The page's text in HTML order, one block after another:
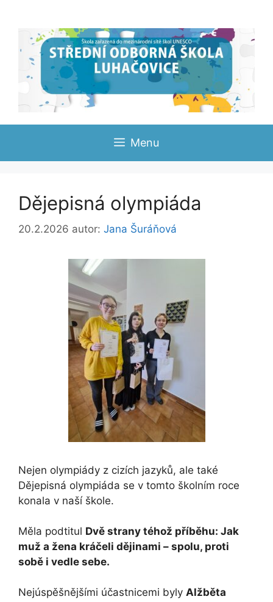
Menu
Dějepisná olympiáda
20.2.2026 autor: Jana Šuráňová
Nejen olympiády z cizích jazyků, ale také
Dějepisná olympiáda se v tomto školním roce
konala v naší škole.
Měla podtitul Dvě strany téhož příběhu: Jak
muž a žena kráčeli dějinami – spolu, proti
sobě i vedle sebe.
Nejúspěšnějšími účastnicemi byly Alžběta